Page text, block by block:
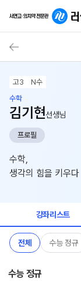
고3
N수
수학
김기현선생님
프로필
수학,
생각의 힘을 키우다
강좌리스트
전체 수능 정규
수능 정규